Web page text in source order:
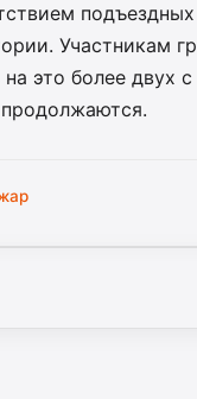
Участникам
это более двух